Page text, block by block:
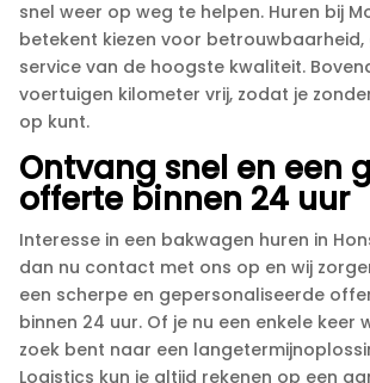
snel weer op weg te helpen.​ Huren bij
betekent kiezen voor betrouwbaarheid,
service van de hoogste kwaliteit.​
voertuigen kilometer vrij, zodat je
op kunt.​
Ontvang snel en een
offerte binnen 24 uur
Interesse in een bakwagen huren in
dan nu contact met ons op en wij
een scherpe en gepersonaliseerde
binnen 24 uur.​ Of je nu een enkele keer
zoek bent naar een
Logistics kun je altijd rekenen op een